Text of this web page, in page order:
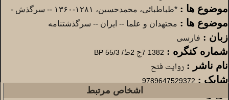
موضوع ها : *طب‍اطب‍ائ‍ی‌، م‍ح‍م‍دح‍س‍ی‍ن‌، ۱۲۸۱-۱۳۶۰ -- سرگذش -
موضوع ها : مجتهدان و علما -- ایران -- سرگذشتنامه
زبان : فارسی
شماره کنگره : 1382 7ج 2ط/ 55/3 BP
نام ناشر : روای‍ت‌ ف‍ت‍ح‌
شابک :9789647529372
است اشخاص مرتبط